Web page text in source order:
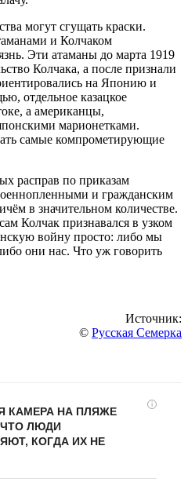
могут сгущать краски.
и Колчаком
Эти атаманы до марта 1919
Колчака, а после признали
на Японию и
отдельное казацкое
а американцы,
марионетками.
самые компрометирующие
расправ по приказам
и гражданским
в значительном количестве.
Колчак признавался в узком
войну просто: либо мы
они нас. Что уж говорить
Источник:
© Русская Семерка
i
КАМЕРА НА ПЛЯЖЕ
ЛЮДИ
КОГДА ИХ НЕ